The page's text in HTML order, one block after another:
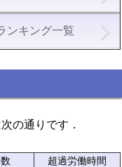
ンキング一覧
の通りです．
超過労働時間